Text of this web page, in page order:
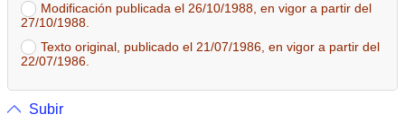
Modificación publicada el 26/10/1988, en vigor a partir del
27/10/1988.
Texto original, publicado el 21/07/1986, en vigor a partir del
22/07/1986.
Subir